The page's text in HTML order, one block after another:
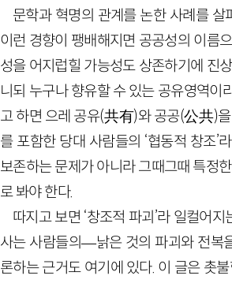
문학과 혁명의 관계를 논한 사례를
이런 경향이 팽배해지면 공공성의 이름
성을 어지럽힐 가능성도 상존하기에 진
니되 누구나 향유할 수 있는 공유영역이
고 하면 으레 공유(共有)와 공공(公共)을
를 포함한 당대 사람들의 ‘협동적 창조’
보존하는 문제가 아니라 그때그때 특정
로 봐야 한다.
따지고 보면 ‘창조적 파괴’라 일컬어
사는 사람들의—낡은 것의 파괴와 전복
론하는 근거도 여기에 있다. 이 글은 촛